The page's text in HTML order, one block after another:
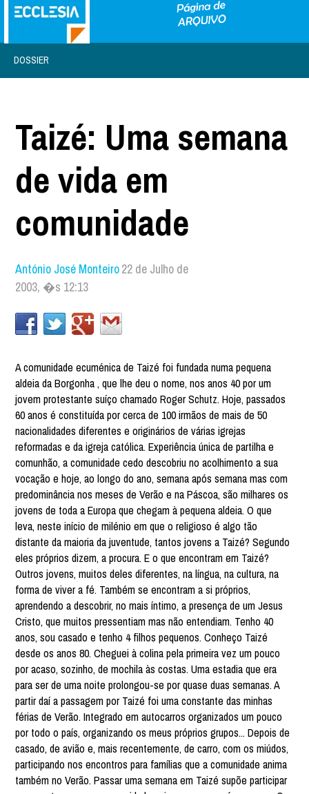
DOSSIER
Taizé: Uma semana
de vida em
comunidade
António José Monteiro22 de Julho de
2003, �s 12:13
A comunidade ecuménica de Taizé foi fundada numa pequena
aldeia da Borgonha , que lhe deu o nome, nos anos 40 por um
jovem protestante suíço chamado Roger Schutz. Hoje, passados
60 anos é constituída por cerca de 100 irmãos de mais de 50
nacionalidades diferentes e originários de várias igrejas
reformadas e da igreja católica. Experiência única de partilha e
comunhão, a comunidade cedo descobriu no acolhimento a sua
vocação e hoje, ao longo do ano, semana após semana mas com
predominância nos meses de Verão e na Páscoa, são milhares os
jovens de toda a Europa que chegam à pequena aldeia. O que
leva, neste início de milénio em que o religioso é algo tão
distante da maioria da juventude, tantos jovens a Taizé? Segundo
eles próprios dizem, a procura. E o que encontram em Taizé?
Outros jovens, muitos deles diferentes, na língua, na cultura, na
forma de viver a fé. Também se encontram a si próprios,
aprendendo a descobrir, no mais íntimo, a presença de um Jesus
Cristo, que muitos pressentiam mas não entendiam. Tenho 40
anos, sou casado e tenho 4 filhos pequenos. Conheço Taizé
desde os anos 80. Cheguei à colina pela primeira vez um pouco
por acaso, sozinho, de mochila às costas. Uma estadia que era
para ser de uma noite prolongou-se por quase duas semanas. A
partir daí a passagem por Taizé foi uma constante das minhas
férias de Verão. Integrado em autocarros organizados um pouco
por todo o país, organizando os meus próprios grupos... Depois de
casado, de avião e, mais recentemente, de carro, com os miúdos,
participando nos encontros para famílias que a comunidade anima
também no Verão. Passar uma semana em Taizé supõe participar